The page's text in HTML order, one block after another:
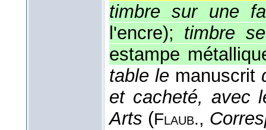
timbre sur une
l'encre); timbre
estampe
table le manuscrit
et cacheté, avec
Arts (Flaub.,